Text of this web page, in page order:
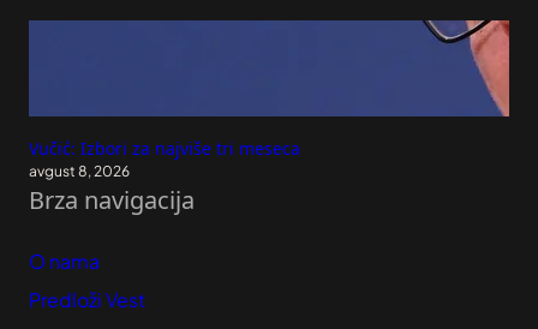
Vučić: Izbori za najviše tri meseca
avgust 8, 2026
Brza navigacija
O nama
Predloži Vest